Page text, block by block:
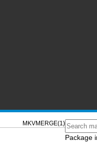
MKVMERGE(1)
Package